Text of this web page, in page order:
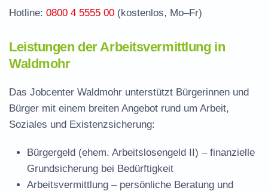
Hotline: 0800 4 5555 00 (kostenlos, Mo–Fr)
Leistungen der Arbeitsvermittlung in
Waldmohr
Das Jobcenter Waldmohr unterstützt Bürgerinnen und
Bürger mit einem breiten Angebot rund um Arbeit,
Soziales und Existenzsicherung:
Bürgergeld (ehem. Arbeitslosengeld II) – finanzielle
Grundsicherung bei Bedürftigkeit
Arbeitsvermittlung – persönliche Beratung und